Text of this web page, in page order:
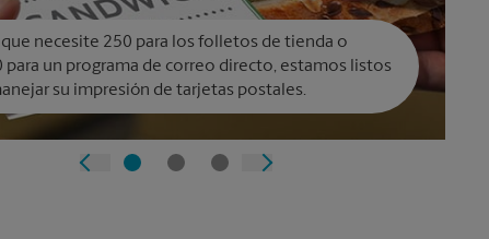
que necesite 250 para los folletos de tienda o
para un programa de correo directo, estamos listos
su impresión de tarjetas postales.